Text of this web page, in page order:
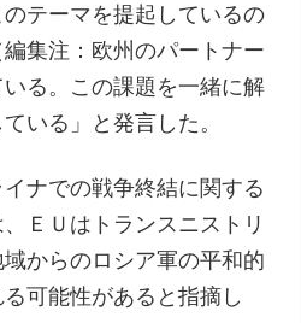
テーマを提起しているの
集注：欧州のパートナー
る。この課題を一緒に解
いる」と発言した。
ナでの戦争終結に関する
ＥＵはトランスニストリ
からのロシア軍の平和的
可能性があると指摘し